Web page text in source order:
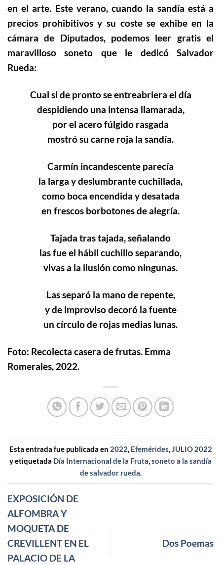
en el arte. Este verano, cuando la sandía está a
precios prohibitivos y su coste se exhibe en la
cámara de Diputados, podemos leer gratis el
maravilloso soneto que le dedicó Salvador
Rueda:
Cual si de pronto se entreabriera el día
despidiendo una intensa llamarada,
por el acero fúlgido rasgada
mostró su carne roja la sandía.
Carmín incandescente parecía
la larga y deslumbrante cuchillada,
como boca encendida y desatada
en frescos borbotones de alegría.
Tajada tras tajada, señalando
las fue el hábil cuchillo separando,
vivas a la ilusión como ningunas.
Las separó la mano de repente,
y de improviso decoró la fuente
un círculo de rojas medias lunas.
Foto: Recolecta casera de frutas. Emma
Romerales, 2022.
Esta entrada fue publicada en 2022, Efemérides,JULIO 2022
y etiquetada Día Internacional de la Fruta,soneto a la sandía
de salvador rueda.
EXPOSICIÓN DE
ALFOMBRA Y
MOQUETA DE
CREVILLENT EN EL
PALACIO DE LA
Dos Poemas